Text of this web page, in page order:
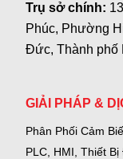
Trụ sở chính:
Phúc, Phường
Đức, Thành phố
GIẢI PHÁP &
Phân Phối Cảm
PLC, HMI, Thiết Bị